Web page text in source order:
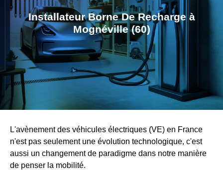
Installateur Borne De Recharge à
Mognéville (60)
L'avènement des véhicules électriques (VE) en France
n'est pas seulement une évolution technologique, c'est
aussi un changement de paradigme dans notre manière
de penser la mobilité.